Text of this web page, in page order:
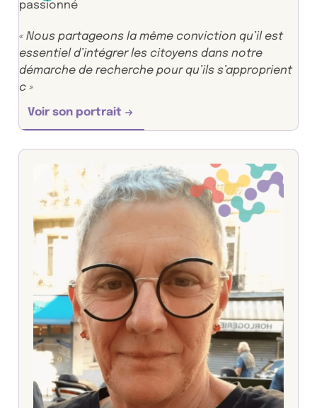
passionné
« Nous partageons la même conviction qu’il est
essentiel d’intégrer les citoyens dans notre
démarche de recherche pour qu’ils s’approprient
c »
Voir son portrait